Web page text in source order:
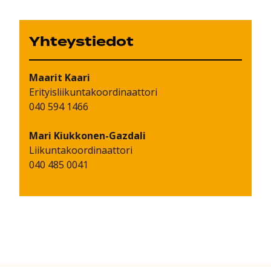
Yhteystiedot
Maarit Kaari
Erityisliikuntakoordinaattori
040 594 1466
Mari Kiukkonen-Gazdali
Liikuntakoordinaattori
040 485 0041